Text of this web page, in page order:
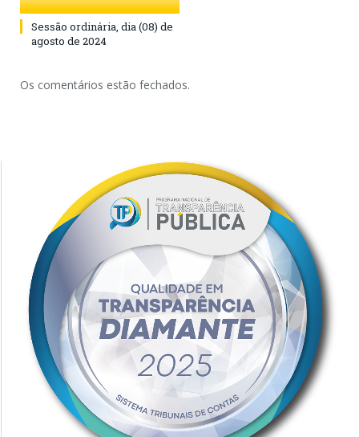
Sessão ordinária, dia (08) de
agosto de 2024
Os comentários estão fechados.